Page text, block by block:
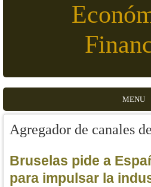
MENU
Agregador de canales
Bruselas pide a
para impulsar la